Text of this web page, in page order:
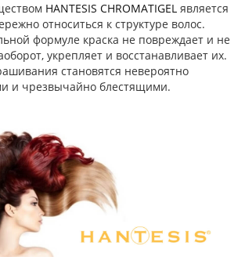
HANTESIS CHROMATIGEL является
относиться к структуре волос.
формуле краска не повреждает и не
укрепляет и восстанавливает их.
становятся невероятно
и чрезвычайно блестящими.